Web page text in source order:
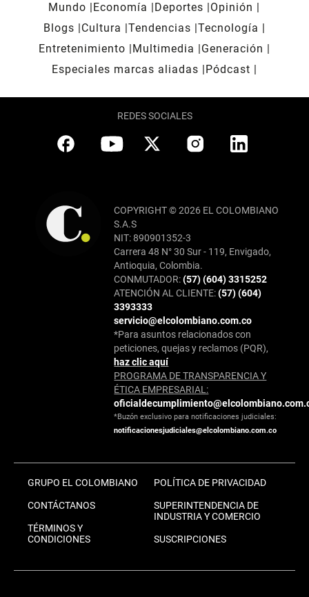
Mundo Economía Deportes
Opinión
Blogs
Cultura Tendencias Tecnología
Entretenimiento
Multimedia
Generación
Especiales marcas aliadas
Pódcast
REDES SOCIALES
COPYRIGHT © 2026 EL COLOMBIANO
S.A.S
NIT: 890901352-3
Carrera 48 N° 30 Sur - 119, Envigado,
Antioquia, Colombia.
CONMUTADOR:(57) (604) 3315252
ATENCIÓN AL CLIENTE:(57) (604)
3393333
servicio@elcolombiano.com.co
*Para asuntos relacionados con
peticiones, quejas y reclamos (PQR),
haz clic aquí
PROGRAMA DE TRANSPARENCIA Y
ÉTICA EMPRESARIAL:
*Buzón exclusivo para notificaciones judiciales:
notificacionesjudiciales@elcolombiano.com.co
GRUPO EL COLOMBIANO
CONTÁCTANOS
TÉRMINOS Y
CONDICIONES
POLÍTICA DE PRIVACIDAD
SUPERINTENDENCIA DE
INDUSTRIA Y COMERCIO
SUSCRIPCIONES